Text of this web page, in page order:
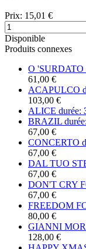
Prix: 15,01 €
Disponible
Produits connexes
O
61,00 €
ACAPULCO
103,00 €
ALICE durée:
BRAZIL durée:
67,00 €
CONCERTO
67,00 €
DAL TUO
67,00 €
DON'T CRY
67,00 €
FREEDOM
80,00 €
GIANNI
128,00 €